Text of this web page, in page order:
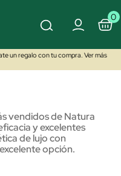
0
un regalo con tu compra. Ver más
vendidos de Natura
y excelentes
de lujo con
opción.